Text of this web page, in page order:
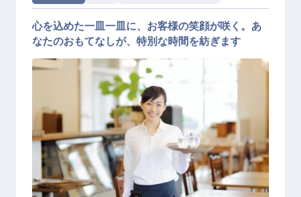
レストランサービス
心を込めた一皿一皿に、お客様の笑顔が咲く。あ
なたのおもてなしが、特別な時間を紡ぎます